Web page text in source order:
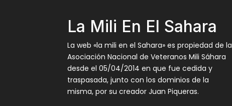
La Mili En El Sahara
La web «la mili en el Sahara» es propiedad de la
Asociación Nacional de Veteranos Mili Sáhara
desde el 05/04/2014 en que fue cedida y
traspasada, junto con los dominios de la
misma, por su creador Juan Piqueras.